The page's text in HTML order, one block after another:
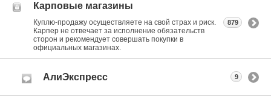
Карповые магазины
Куплю-продажу осуществляете на свой страх и риск.
Карпер не отвечает за исполнение обязательств
сторон и рекомендует совершать покупки в
официальных магазинах.
879
АлиЭкспресс 9